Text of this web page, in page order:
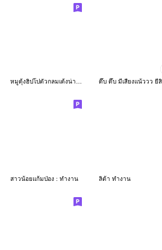
หมูดุ้งฮิปโปตัวกลมเด้งน่ารัก
สาวน้อยแก้มป่อง : ทำงาน ลิต้า ทำงาน